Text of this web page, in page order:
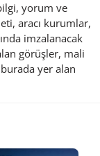
yorum ve
aracı kurumlar,
imzalanacak
görüşler, mali
yer alan